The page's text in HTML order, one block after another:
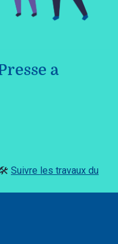
a
Suivre les travaux du